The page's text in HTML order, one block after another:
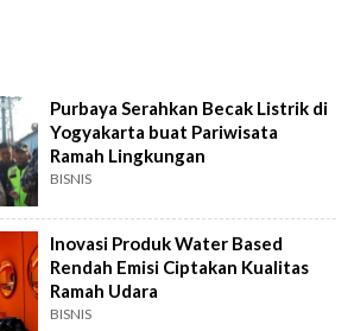
Purbaya Serahkan Becak Listrik di
Yogyakarta buat Pariwisata
Ramah Lingkungan
BISNIS
Inovasi Produk Water Based
Rendah Emisi Ciptakan Kualitas
Ramah Udara
BISNIS